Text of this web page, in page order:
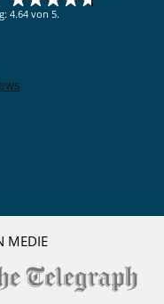
4.64 von 5.
MEDIE